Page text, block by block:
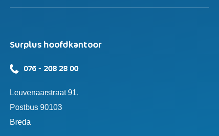
Surplus hoofdkantoor
076 - 208 28 00
Leuvenaarstraat 91,
Postbus 90103
Breda